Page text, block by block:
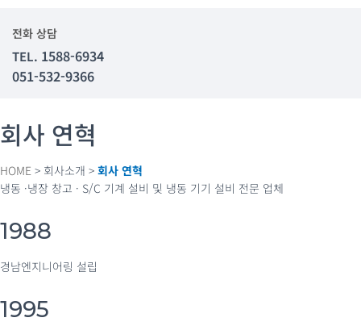
전화 상담
TEL. 1588-6934
051-532-9366
회사 연혁
HOME > 회사소개 > 회사 연혁
냉동 ·냉장 창고 · S/C 기계 설비 및 냉동 기기 설비 전문 업체
1988
경남엔지니어링 설립
1995